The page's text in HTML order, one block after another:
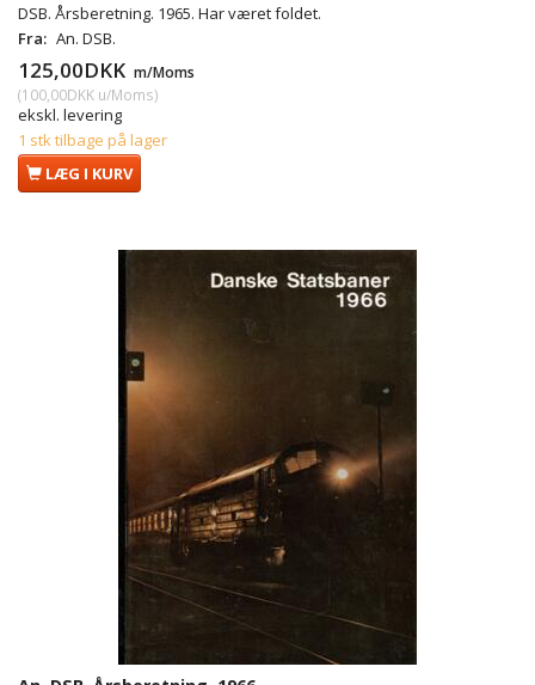
DSB. Årsberetning. 1965. Har været foldet.
Fra: An. DSB.
125,00DKK m/Moms
(100,00DKK u/Moms)
ekskl. levering
1 stk tilbage på lager
LÆG I KURV